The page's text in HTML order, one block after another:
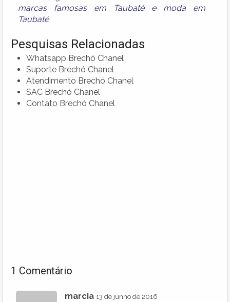
marcas famosas em Taubatée moda em
Taubaté
Pesquisas Relacionadas
Whatsapp Brechó Chanel
Suporte Brechó Chanel
Atendimento Brechó Chanel
SAC Brechó Chanel
Contato Brechó Chanel
1 Comentário
marcia 13 de junho de 2016